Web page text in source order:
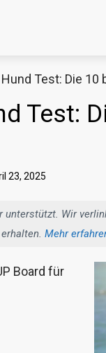
Hund Test: Die
Test:
23, 2025
unterstützt. Wir
Mehr
Board für
Schaue